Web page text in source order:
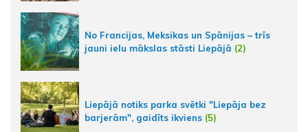
No Francijas, Meksikas un Spānijas – trīs
jauni ielu mākslas stāsti Liepājā (2)
Liepājā notiks parka svētki "Liepāja bez
barjerām", gaidīts ikviens (5)